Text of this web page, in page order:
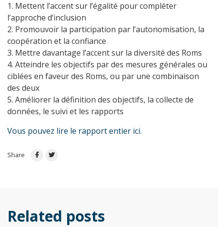
1. Mettent l’accent sur l’égalité pour compléter
l’approche d’inclusion
2. Promouvoir la participation par l’autonomisation, la
coopération et la confiance
3. Mettre davantage l’accent sur la diversité des Roms
4. Atteindre les objectifs par des mesures générales ou
ciblées en faveur des Roms, ou par une combinaison
des deux
5. Améliorer la définition des objectifs, la collecte de
données, le suivi et les rapports
Vous pouvez lire le rapport entier ici.
Share
Related posts